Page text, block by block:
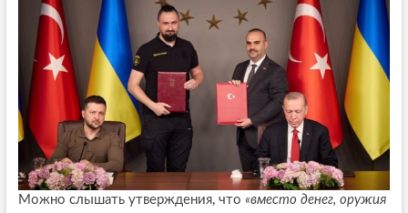
Можно слышать утверждения, что «вместо денег, оружия